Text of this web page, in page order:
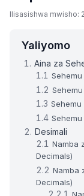
Ilisasishwa mwisho:
Yaliyomo
Aina za
Desimali
Namba
Decimals)
Namba
Decimals)